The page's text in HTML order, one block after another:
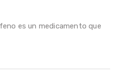
es un medicamento que